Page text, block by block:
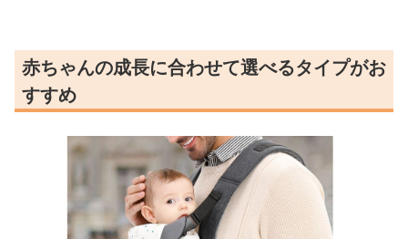
赤ちゃんの成長に合わせて選べるタイプがお
すすめ